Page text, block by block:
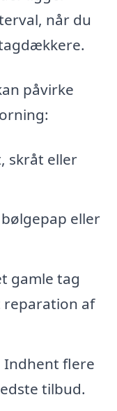
når du
påvirke
skråt eller
eller
gamle tag
reparation af
flere
tilbud.